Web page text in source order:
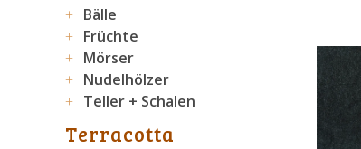
Bälle
Früchte
Mörser
Nudelhölzer
Teller + Schalen
Terracotta